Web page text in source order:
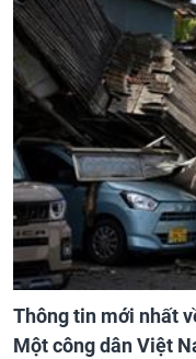
Thông tin mới nhất
Một công dân Việt